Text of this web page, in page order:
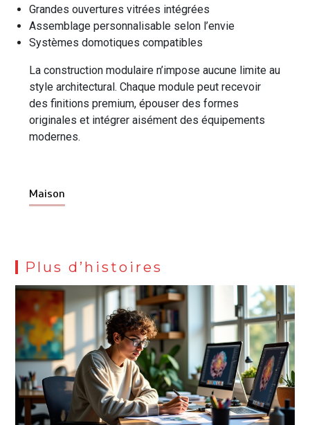
Grandes ouvertures vitrées intégrées
Assemblage personnalisable selon l’envie
Systèmes domotiques compatibles
La construction modulaire n’impose aucune limite au
style architectural. Chaque module peut recevoir
des finitions premium, épouser des formes
originales et intégrer aisément des équipements
modernes.
Maison
Plus d’histoires